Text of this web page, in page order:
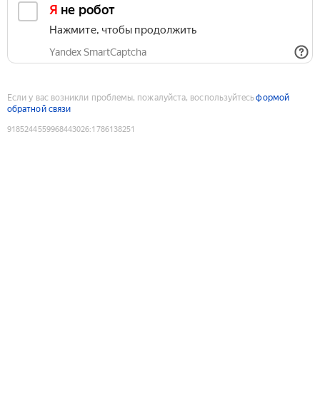
Я не робот
Нажмите, чтобы продолжить
Yandex SmartCaptcha
Если у вас возникли проблемы, пожалуйста, воспользуйтесьформой
обратной связи
9185244559968443026:1786138251